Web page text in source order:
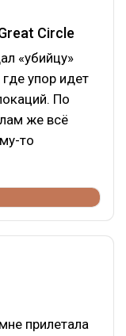
Circle
«убийцу»
упор идет
По
же всё
то
прилетала